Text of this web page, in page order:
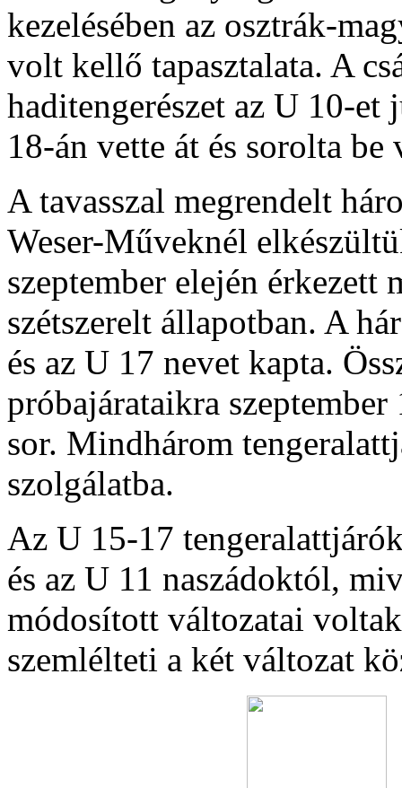
kezelésében az osztrák-
volt kellő tapasztalata. A
haditengerészet az U 10-
18-án vette át és sorolta
A tavasszal megrendelt
Weser-Műveknél
szeptember elején érkezett
szétszerelt állapotban. A
és az U 17 nevet kapta.
próbajárataikra
sor. Mindhárom
szolgálatba.
Az U 15-17
és az U 11 naszádoktól,
módosított változatai
szemlélteti a két változat